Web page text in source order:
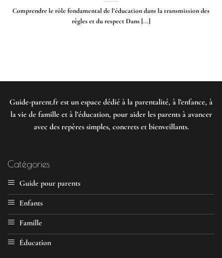
Comprendre le rôle fondamental de l’éducation dans la transmission des
règles et du respect Dans [...]
Guide-parent.fr est un espace dédié à la parentalité, à l’enfance, à
la vie de famille et à l’éducation, pour aider les parents à avancer
avec des repères simples, concrets et bienveillants.
Catégories
Guide pour parents
Enfants
Famille
Éducation